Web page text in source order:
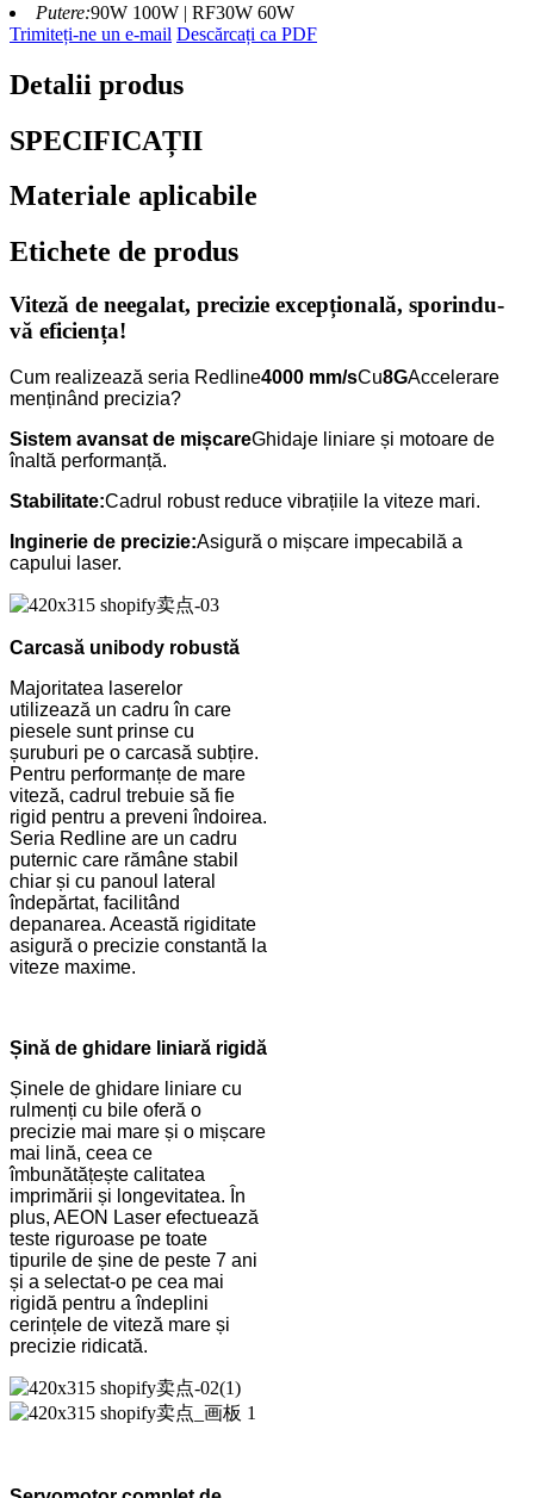
Putere:90W 100W | RF30W 60W
Trimiteți-ne un e-mail Descărcați ca PDF
Detalii produs
SPECIFICAȚII
Materiale aplicabile
Etichete de produs
Viteză de neegalat, precizie excepțională, sporindu-
vă eficiența!
Cum realizează seria Redline4000 mm/sCu8GAccelerare
menținând precizia?
Sistem avansat de mișcareGhidaje liniare și motoare de
înaltă performanță.
Stabilitate:Cadrul robust reduce vibrațiile la viteze mari.
Inginerie de precizie:Asigură o mișcare impecabilă a
capului laser.
Carcasă unibody robustă
Majoritatea laserelor
utilizează un cadru în care
piesele sunt prinse cu
șuruburi pe o carcasă subțire.
Pentru performanțe de mare
viteză, cadrul trebuie să fie
rigid pentru a preveni îndoirea.
Seria Redline are un cadru
puternic care rămâne stabil
chiar și cu panoul lateral
îndepărtat, facilitând
depanarea. Această rigiditate
asigură o precizie constantă la
viteze maxime.
Șină de ghidare liniară rigidă
Șinele de ghidare liniare cu
rulmenți cu bile oferă o
precizie mai mare și o mișcare
mai lină, ceea ce
îmbunătățește calitatea
imprimării și longevitatea. În
plus, AEON Laser efectuează
teste riguroase pe toate
tipurile de șine de peste 7 ani
și a selectat-o ​​pe cea mai
rigidă pentru a îndeplini
cerințele de viteză mare și
precizie ridicată.